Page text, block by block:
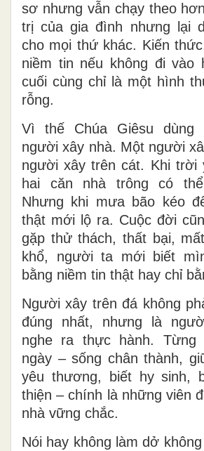
sơ nhưng vẫn chạy theo
trị của gia đình nhưng lại
cho mọi thứ khác. Kiến
niềm tin nếu không đi vào
cuối cùng chỉ là một hình
rỗng.
Vì thế Chúa Giêsu dùng
người xây nhà. Một người
người xây trên cát. Khi trời
hai căn nhà trông có
Nhưng khi mưa bão kéo
thật mới lộ ra. Cuộc đời
gặp thử thách, thất bại,
khổ, người ta mới biết
bằng niềm tin thật hay chỉ
Người xây trên đá không
đúng nhất, nhưng là
nghe ra thực hành. Từng
ngày – sống chân thành,
yêu thương, biết hy sinh,
thiện – chính là những viên
nhà vững chắc.
Nói hay không làm dở